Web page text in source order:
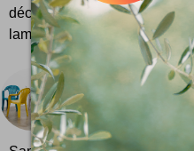
déco idéale pour un
lampe/chien Luminose ...
Chaises en
Le plastique c'est
peine ? Une photo